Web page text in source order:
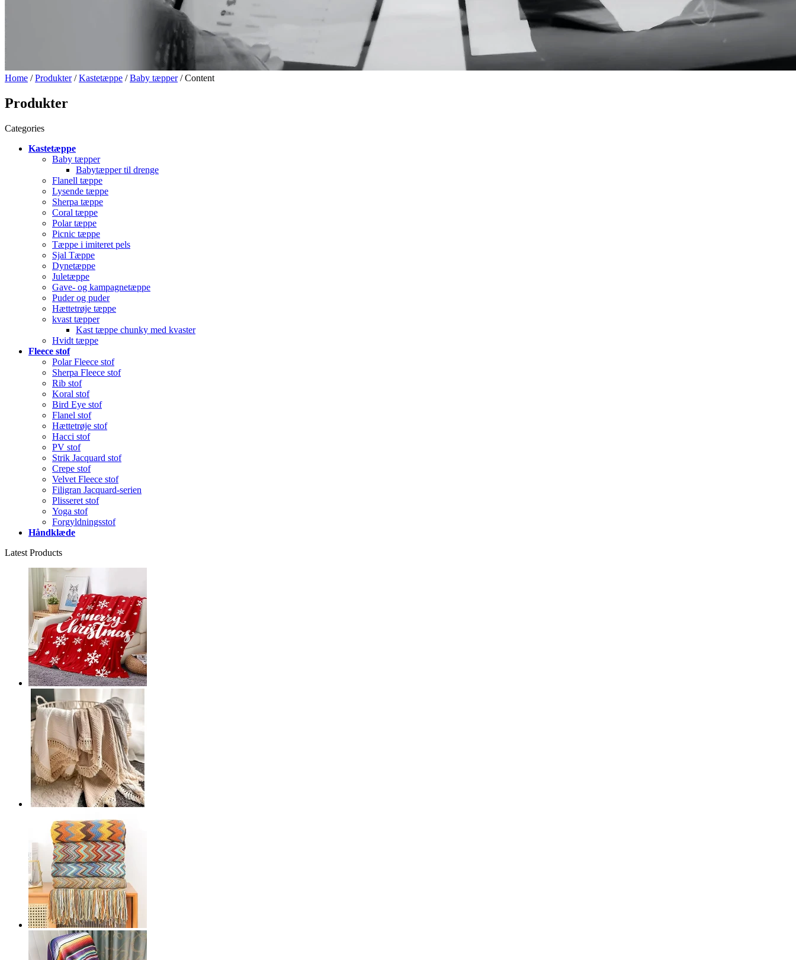
Home /Produkter/Kastetæppe /Baby tæpper/ Content
Produkter
Categories
Kastetæppe
Baby tæpper
Babytæpper til drenge
Flanell tæppe
Lysende tæppe
Sherpa tæppe
Coral tæppe
Polar tæppe
Picnic tæppe
Tæppe i imiteret pels
Sjal Tæppe
Dynetæppe
Juletæppe
Gave- og kampagnetæppe
Puder og puder
Hættetrøje tæppe
kvast tæpper
Kast tæppe chunky med kvaster
Hvidt tæppe
Fleece stof
Polar Fleece stof
Sherpa Fleece stof
Rib stof
Koral stof
Bird Eye stof
Flanel stof
Hættetrøje stof
Hacci stof
PV stof
Strik Jacquard stof
Crepe stof
Velvet Fleece stof
Filigran Jacquard-serien
Plisseret stof
Yoga stof
Forgyldningsstof
Håndklæde
Latest Products